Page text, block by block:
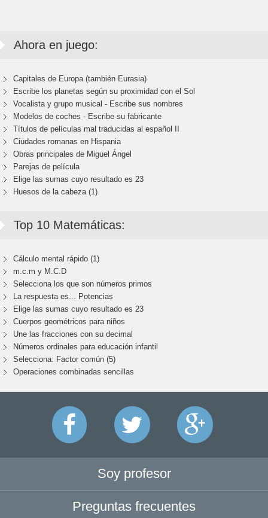
Ahora en juego:
Capitales de Europa (también Eurasia)
Escribe los planetas según su proximidad con el Sol
Vocalista y grupo musical - Escribe sus nombres
Modelos de coches - Escribe su fabricante
Títulos de películas mal traducidas al español II
Ciudades romanas en Hispania
Obras principales de Miguel Ángel
Parejas de película
Elige las sumas cuyo resultado es 23
Huesos de la cabeza (1)
Top 10 Matemáticas:
Cálculo mental rápido (1)
m.c.m y M.C.D
Selecciona los que son números primos
La respuesta es... Potencias
Elige las sumas cuyo resultado es 23
Cuerpos geométricos para niños
Une las fracciones con su decimal
Números ordinales para educación infantil
Selecciona: Factor común (5)
Operaciones combinadas sencillas
Soy profesor
Preguntas frecuentes